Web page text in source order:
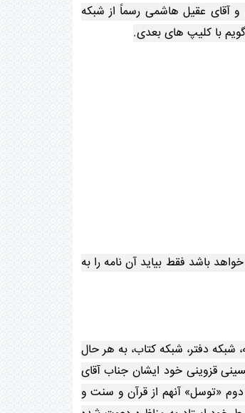
آقای عقیل هاشمی رسماً از شبکه
با کلیپ های بعدی.
باشد فقط بیاید آن نامه را به
دفتر، شبکه کتاب، به هر حال
قزوینی خود ایشان جناب آقای
«توسل» آنهم از قرآن و سنت و